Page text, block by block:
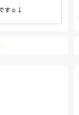
す☺️↓
でも慣れれば使